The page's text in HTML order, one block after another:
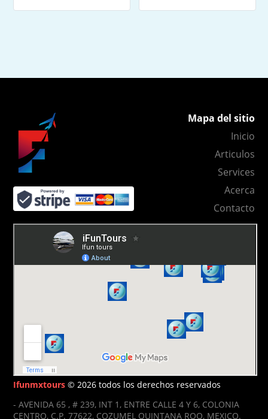
Mapa del sitio
Inicio
Articulos
Services
Acerca
Contacto
Ifunmxtours © 2026 todos los derechos reservados
- AVENIDA 65 , # 239, INT 1, ENTRE CALLE 4 Y 6, COLONIA
CENTRO, C.P. 77622, COZUMEL QUINTANA ROO, MEXICO.